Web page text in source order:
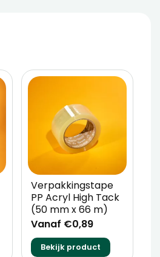
Verpakkingstape
PP Acryl High Tack
(50 mm x 66 m)
Vanaf €0,89
Bekijk product